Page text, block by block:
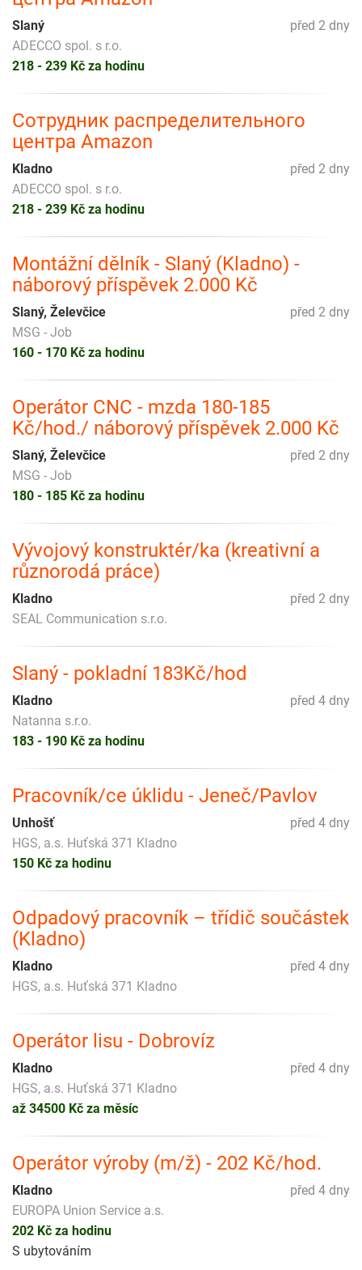
před 2 dny
Slaný
ADECCO spol. s r.o.
218 - 239 Kč za hodinu
Сотрудник распределительного
центра Amazon
před 2 dny
Kladno
ADECCO spol. s r.o.
218 - 239 Kč za hodinu
Montážní dělník - Slaný (Kladno) -
náborový příspěvek 2.000 Kč
před 2 dny
Slaný, Želevčice
MSG - Job
160 - 170 Kč za hodinu
Operátor CNC - mzda 180-185
Kč/hod./ náborový příspěvek 2.000 Kč
před 2 dny
Slaný, Želevčice
MSG - Job
180 - 185 Kč za hodinu
Vývojový konstruktér/ka (kreativní a
různorodá práce)
před 2 dny
Kladno
SEAL Communication s.r.o.
Slaný - pokladní 183Kč/hod
před 4 dny
Kladno
Natanna s.r.o.
183 - 190 Kč za hodinu
Pracovník/ce úklidu - Jeneč/Pavlov
před 4 dny
Unhošť
HGS, a.s. Huťská 371 Kladno
150 Kč za hodinu
Odpadový pracovník – třídič součástek
(Kladno)
před 4 dny
Kladno
HGS, a.s. Huťská 371 Kladno
Operátor lisu - Dobrovíz
před 4 dny
Kladno
HGS, a.s. Huťská 371 Kladno
až 34500 Kč za měsíc
Operátor výroby (m/ž) - 202 Kč/hod.
před 4 dny
Kladno
EUROPA Union Service a.s.
202 Kč za hodinu
S ubytováním